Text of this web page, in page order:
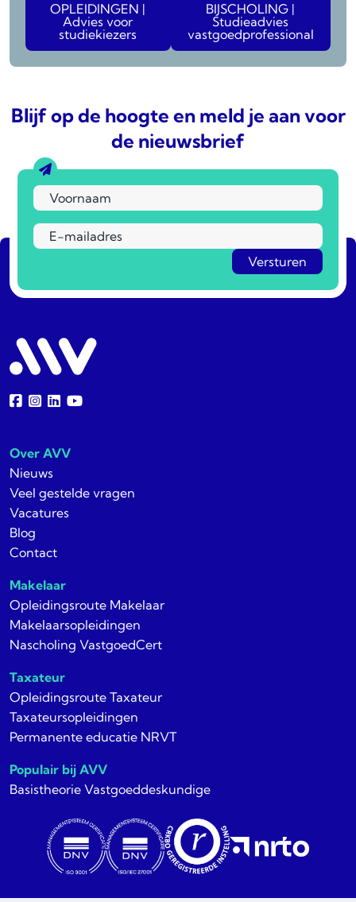
OPLEIDINGEN |
Advies voor
studiekiezers
BIJSCHOLING |
Studieadvies
vastgoedprofessional
Blijf op de hoogte en meld je aan voor
de nieuwsbrief
Over AVV
Nieuws
Veel gestelde vragen
Vacatures
Blog
Contact
Makelaar
Opleidingsroute Makelaar
Makelaarsopleidingen
Nascholing VastgoedCert
Taxateur
Opleidingsroute Taxateur
Taxateursopleidingen
Permanente educatie NRVT
Populair bij AVV
Basistheorie Vastgoeddeskundige